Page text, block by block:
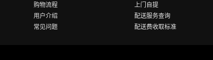
购物流程
用户介绍
常见问题
上门自提
配送服务查询
配送费收取标准